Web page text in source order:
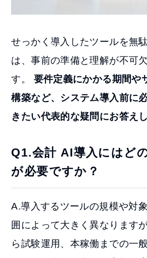
せっかく導入したツールを無
は、事前の準備と理解が不可
す。 要件定義にかかる期間や
構築など、システム導入前に
きたい代表的な疑問にお答えし
Q1.会計 AI導入にはど
が必要ですか？
A.導入するツールの規模や対
囲によって大きく異なります
ら試験運用、本稼働までの一